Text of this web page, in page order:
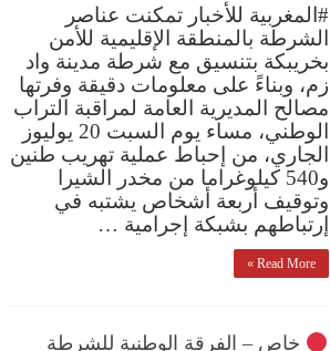
#المغربية للأخبار تمكنت عناصر
الشرطة بالمنطقة الإقليمية للأمن
بخريبكة بتنسيق مع شرطة مدينة واد
زم، وبناءً على معلومات دقيقة وفرتها
مصالح المديرية العامة لمراقبة التراب
الوطني، مساء يوم السبت 20 يوليوز
الجاري، من إحباط عملية تهريب طنين
و540 كيلوغراما من مخدر الشيرا
وتوقيف أربعة أشخاص يشتبه في
إرتباطهم بشبكة إجرامية …
Read More »
خاص – الفرقة الوطنية للشرطة